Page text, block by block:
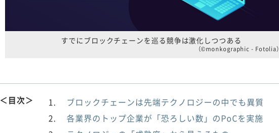
すでにブロックチェーンを巡る競争は激化しつつある
（©monkographic - Fotolia）
＜目次＞
ブロックチェーンは先端テクノロジーの中でも異質
各業界のトップ企業が「恐ろしい数」のPoCを実施